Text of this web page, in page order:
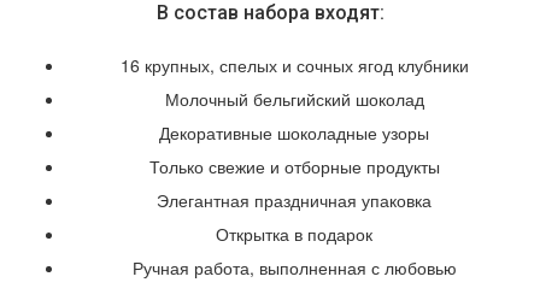
В состав набора входят:
16 крупных, спелых и сочных ягод клубники
Молочный бельгийский шоколад
Декоративные шоколадные узоры
Только свежие и отборные продукты
Элегантная праздничная упаковка
Открытка в подарок
Ручная работа, выполненная с любовью